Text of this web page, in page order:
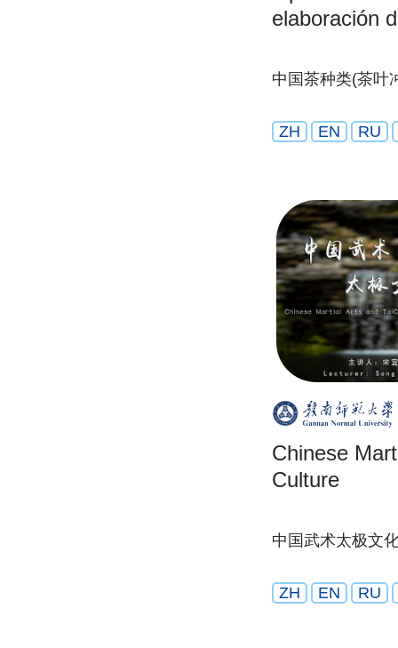
elaboración
中国茶种类(茶叶
ZH EN RU
Chinese
Culture
中国武术太极文
ZH EN RU